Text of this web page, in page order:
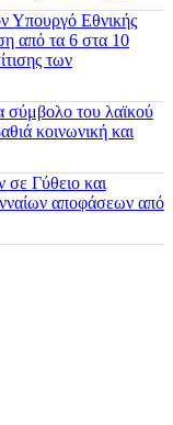
Υπουργό Εθνικής
από τα 6 στα 10
των
σύμβολο του λαϊκού
κοινωνική και
σε Γύθειο και
αποφάσεων από